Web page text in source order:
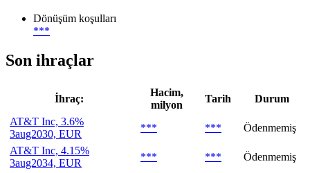
Dönüşüm koşulları
***
Son ihraçlar
İhraç:
Hacim,
milyon
Tarih
Durum
AT&T Inc, 3.6%
3aug2030, EUR
*** ***
Ödenmemiş
AT&T Inc, 4.15%
3aug2034, EUR
*** ***
Ödenmemiş